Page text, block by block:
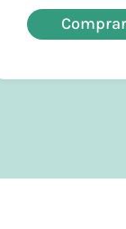
Comprar